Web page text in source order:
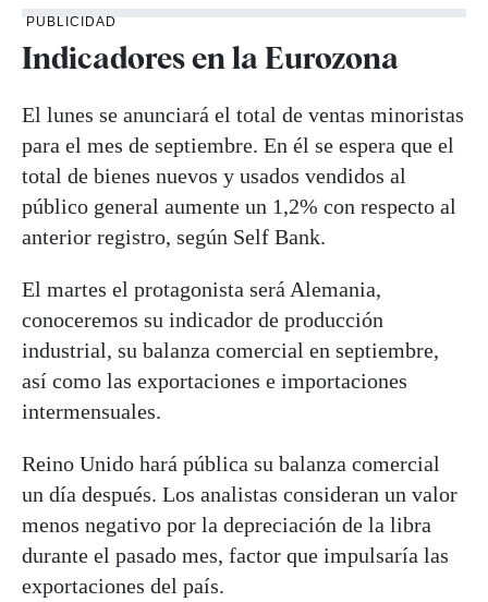
PUBLICIDAD
Indicadores en la Eurozona
El lunes se anunciará el total de ventas minoristas
para el mes de septiembre. En él se espera que el
total de bienes nuevos y usados vendidos al
público general aumente un 1,2% con respecto al
anterior registro, según Self Bank.
El martes el protagonista será Alemania,
conoceremos su indicador de producción
industrial, su balanza comercial en septiembre,
así como las exportaciones e importaciones
intermensuales.
Reino Unido hará pública su balanza comercial
un día después. Los analistas consideran un valor
menos negativo por la depreciación de la libra
durante el pasado mes, factor que impulsaría las
exportaciones del país.